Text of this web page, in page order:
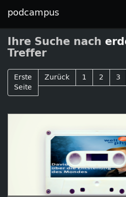
podcampus
Ihre Suche nach
Treffer
Erste
Seite
Zurück 1 2 3